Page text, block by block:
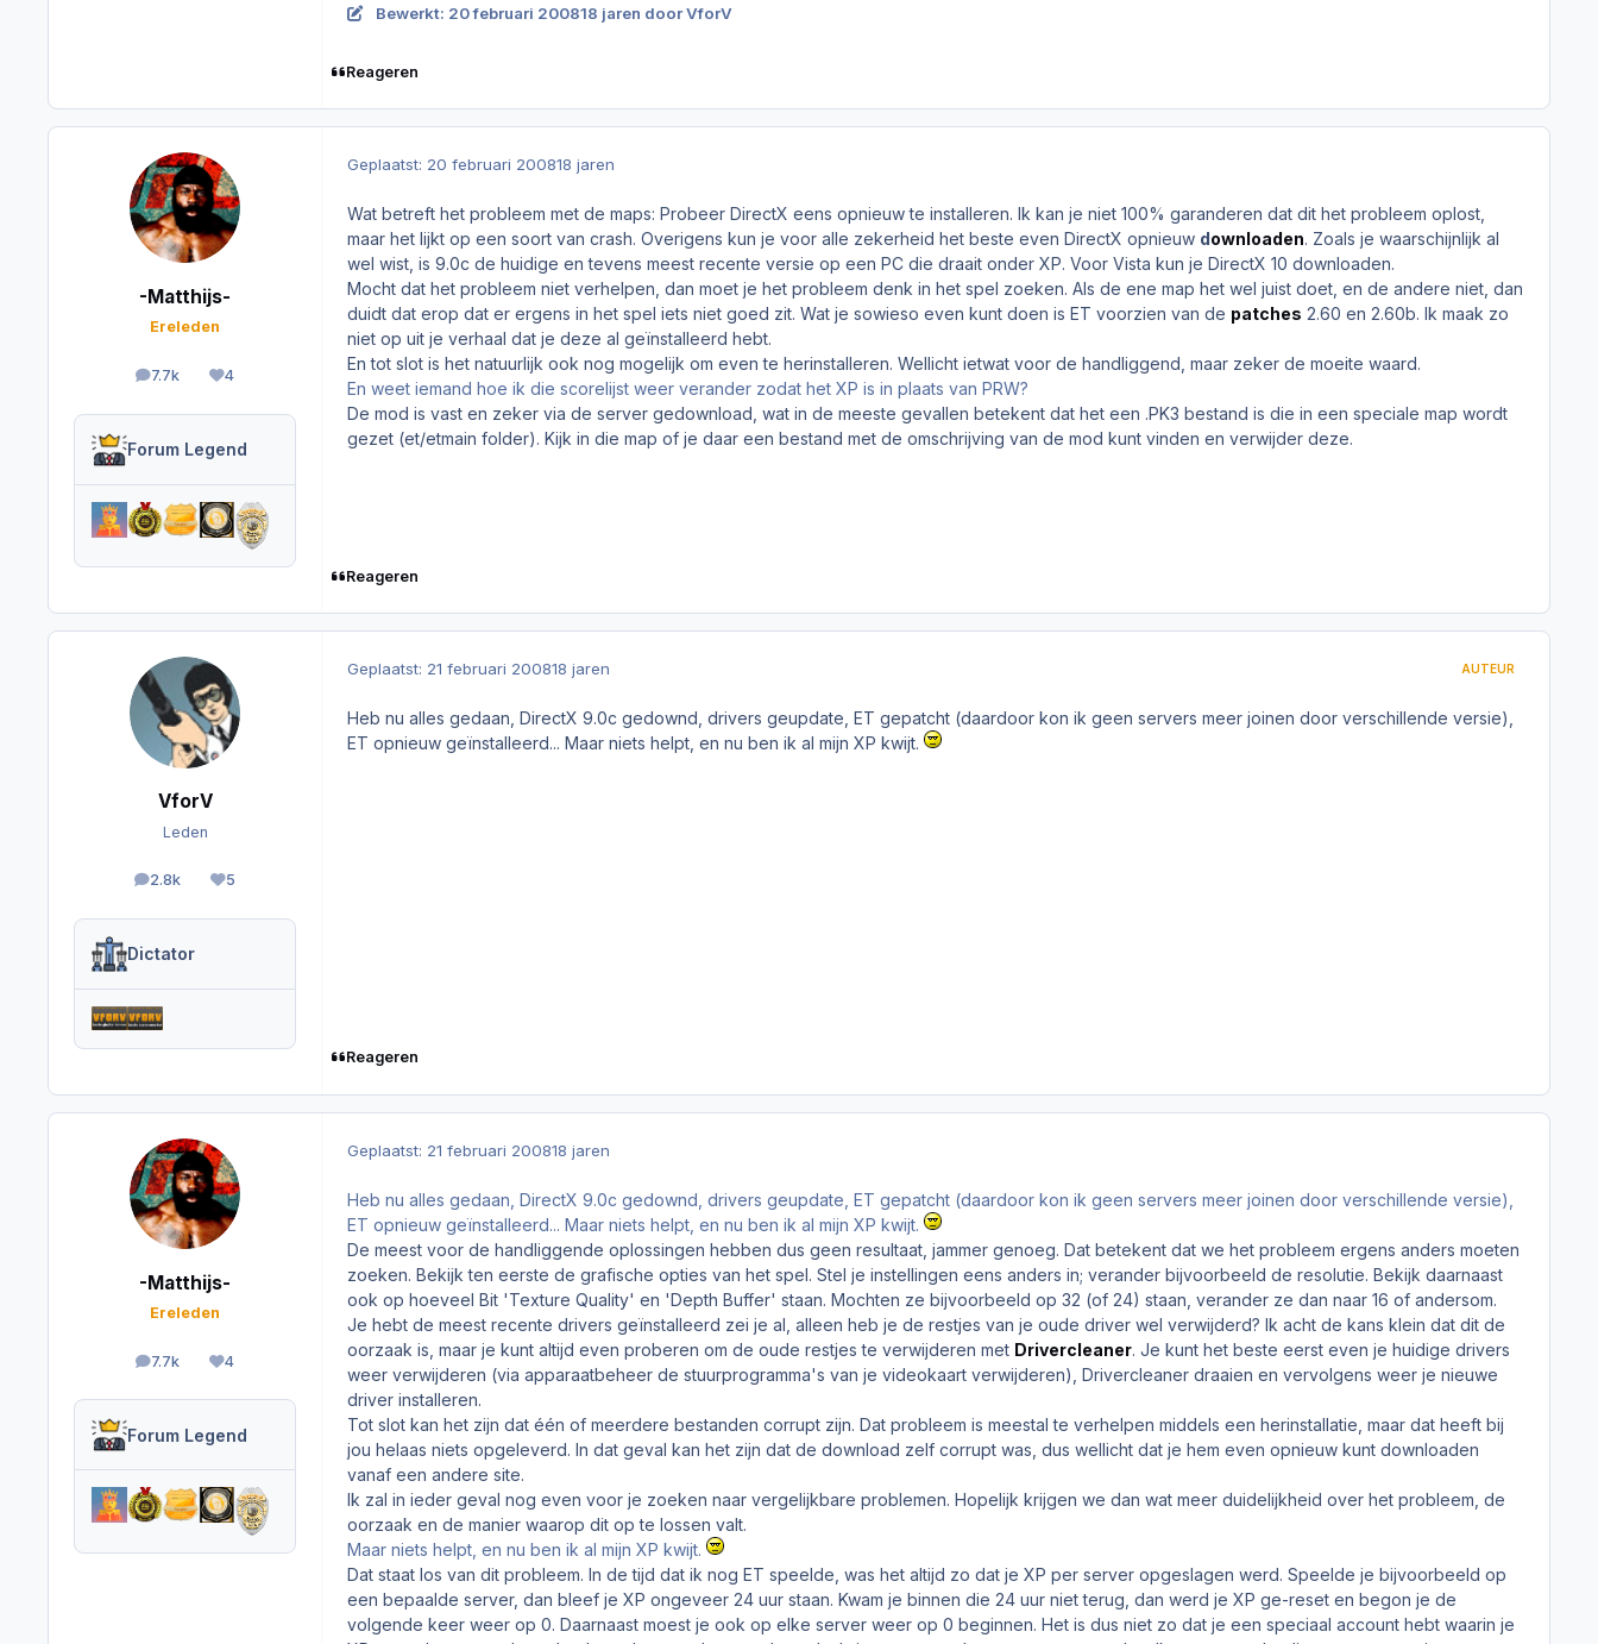
Bewerkt: 20 februari 200818 jaren door VforV
Reageren
-Matthijs-
Ereleden
7.7k
berichten4
Reputation
Forum Legend
Geplaatst: 20 februari 200818 jaren
Wat betreft het probleem met de maps: Probeer DirectX eens opnieuw te installeren. Ik kan je niet 100% garanderen dat dit het probleem oplost,
maar het lijkt op een soort van crash. Overigens kun je voor alle zekerheid het beste even DirectX opnieuw downloaden. Zoals je waarschijnlijk al
wel wist, is 9.0c de huidige en tevens meest recente versie op een PC die draait onder XP. Voor Vista kun je DirectX 10 downloaden.
Mocht dat het probleem niet verhelpen, dan moet je het probleem denk in het spel zoeken. Als de ene map het wel juist doet, en de andere niet, dan
duidt dat erop dat er ergens in het spel iets niet goed zit. Wat je sowieso even kunt doen is ET voorzien van de patches 2.60 en 2.60b. Ik maak zo
niet op uit je verhaal dat je deze al geïnstalleerd hebt.
En tot slot is het natuurlijk ook nog mogelijk om even te herinstalleren. Wellicht ietwat voor de handliggend, maar zeker de moeite waard.
En weet iemand hoe ik die scorelijst weer verander zodat het XP is in plaats van PRW?
De mod is vast en zeker via de server gedownload, wat in de meeste gevallen betekent dat het een .PK3 bestand is die in een speciale map wordt
gezet (et/etmain folder). Kijk in die map of je daar een bestand met de omschrijving van de mod kunt vinden en verwijder deze.
Reageren
VforV
Leden
2.8k
berichten 5
Reputation
Dictator
Geplaatst: 21 februari 200818 jaren AUTEUR
Heb nu alles gedaan, DirectX 9.0c gedownd, drivers geupdate, ET gepatcht (daardoor kon ik geen servers meer joinen door verschillende versie),
ET opnieuw geïnstalleerd... Maar niets helpt, en nu ben ik al mijn XP kwijt.
Reageren
-Matthijs-
Ereleden
7.7k
berichten4
Reputation
Forum Legend
Geplaatst: 21 februari 200818 jaren
Heb nu alles gedaan, DirectX 9.0c gedownd, drivers geupdate, ET gepatcht (daardoor kon ik geen servers meer joinen door verschillende versie),
ET opnieuw geïnstalleerd... Maar niets helpt, en nu ben ik al mijn XP kwijt.
De meest voor de handliggende oplossingen hebben dus geen resultaat, jammer genoeg. Dat betekent dat we het probleem ergens anders moeten
zoeken. Bekijk ten eerste de grafische opties van het spel. Stel je instellingen eens anders in; verander bijvoorbeeld de resolutie. Bekijk daarnaast
ook op hoeveel Bit 'Texture Quality' en 'Depth Buffer' staan. Mochten ze bijvoorbeeld op 32 (of 24) staan, verander ze dan naar 16 of andersom.
Je hebt de meest recente drivers geïnstalleerd zei je al, alleen heb je de restjes van je oude driver wel verwijderd? Ik acht de kans klein dat dit de
oorzaak is, maar je kunt altijd even proberen om de oude restjes te verwijderen met Drivercleaner. Je kunt het beste eerst even je huidige drivers
weer verwijderen (via apparaatbeheer de stuurprogramma's van je videokaart verwijderen), Drivercleaner draaien en vervolgens weer je nieuwe
driver installeren.
Tot slot kan het zijn dat één of meerdere bestanden corrupt zijn. Dat probleem is meestal te verhelpen middels een herinstallatie, maar dat heeft bij
jou helaas niets opgeleverd. In dat geval kan het zijn dat de download zelf corrupt was, dus wellicht dat je hem even opnieuw kunt downloaden
vanaf een andere site.
Ik zal in ieder geval nog even voor je zoeken naar vergelijkbare problemen. Hopelijk krijgen we dan wat meer duidelijkheid over het probleem, de
oorzaak en de manier waarop dit op te lossen valt.
Maar niets helpt, en nu ben ik al mijn XP kwijt.
Dat staat los van dit probleem. In de tijd dat ik nog ET speelde, was het altijd zo dat je XP per server opgeslagen werd. Speelde je bijvoorbeeld op
een bepaalde server, dan bleef je XP ongeveer 24 uur staan. Kwam je binnen die 24 uur niet terug, dan werd je XP ge-reset en begon je de
volgende keer weer op 0. Daarnaast moest je ook op elke server weer op 0 beginnen. Het is dus niet zo dat je een speciaal account hebt waarin je